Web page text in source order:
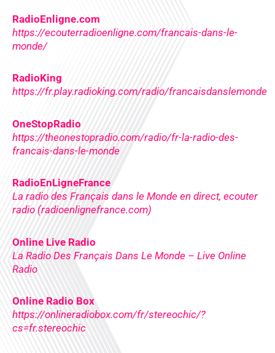
RadioEnligne.com
https://ecouterradioenligne.com/francais-dans-le-
monde/
RadioKing
https://fr.play.radioking.com/radio/francaisdanslemonde
OneStopRadio
https://theonestopradio.com/radio/fr-la-radio-des-
francais-dans-le-monde
RadioEnLigneFrance
La radio des Français dans le Monde en direct, ecouter
radio (radioenlignefrance.com)
Online Live Radio
La Radio Des Français Dans Le Monde – Live Online
Radio
Online Radio Box
https://onlineradiobox.com/fr/stereochic/?
cs=fr.stereochic